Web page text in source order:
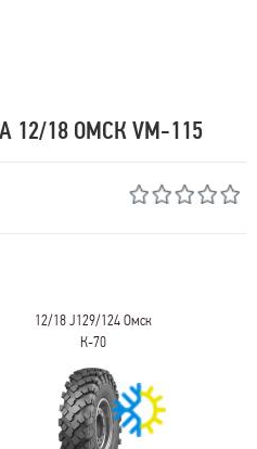
18 ОМСК VM-115
12/18 J129/124 Омск
К-70